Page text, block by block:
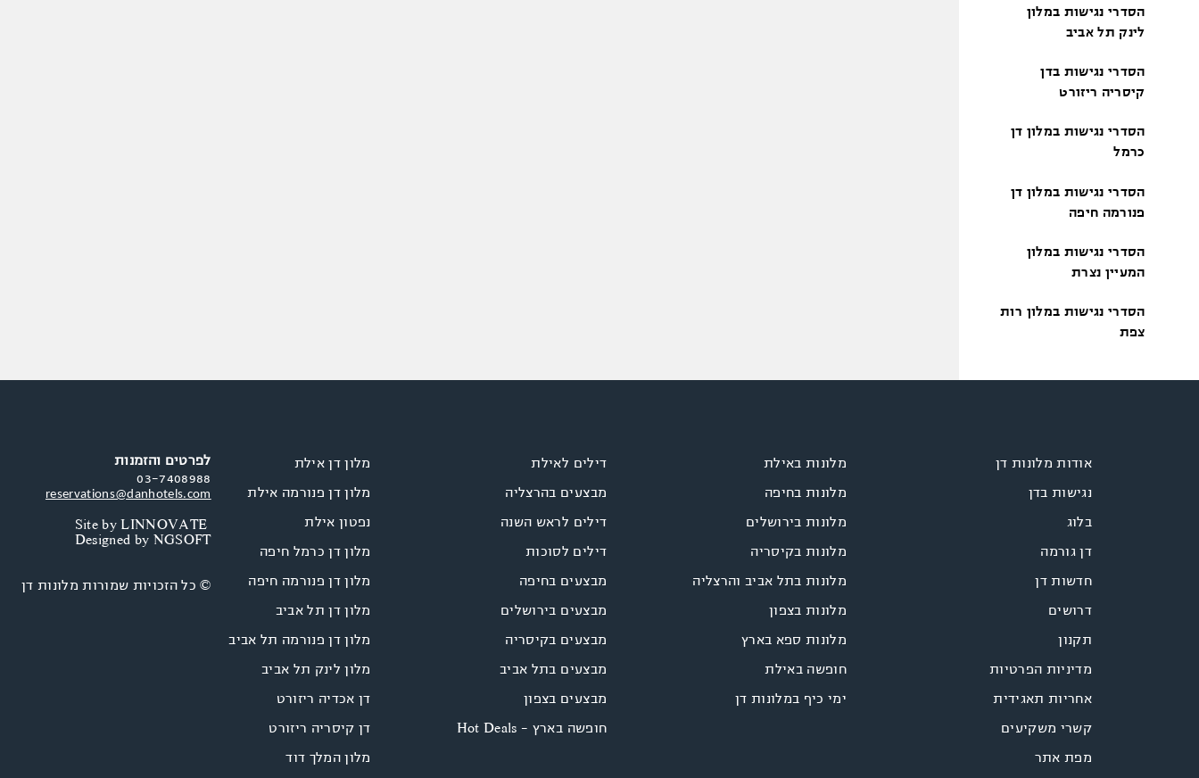
הסדרי נגישות במלון
לינק תל אביב
הסדרי נגישות בדן
קיסריה ריזורט
הסדרי נגישות במלון דן
כרמל
הסדרי נגישות במלון דן
פנורמה חיפה
הסדרי נגישות במלון
המעיין נצרת
הסדרי נגישות במלון רות
צפת
אודות מלונות דן
נגישות בדן
בלוג
דן גורמה
חדשות דן
דרושים
תקנון
מדיניות הפרטיות
אחריות תאגידית
קשרי משקיעים
מפת אתר
מלונות באילת
מלונות בחיפה
מלונות בירושלים
מלונות בקיסריה
מלונות בתל אביב והרצליה
מלונות בצפון
מלונות ספא בארץ
חופשה באילת
ימי כיף במלונות דן
דילים לאילת
מבצעים בהרצליה
דילים לראש השנה
דילים לסוכות
מבצעים בחיפה
מבצעים בירושלים
מבצעים בקיסריה
מבצעים בתל אביב
מבצעים בצפון
חופשה בארץ - Hot Deals
מלון דן אילת
מלון דן פנורמה אילת
נפטון אילת
מלון דן כרמל חיפה
מלון דן פנורמה חיפה
מלון דן תל אביב
מלון דן פנורמה תל אביב
מלון לינק תל אביב
דן אכדיה ריזורט
דן קיסריה ריזורט
מלון המלך דוד
לפרטים והזמנות
03-7408988
reservations@danhotels.com
Site byLINNOVATE
Designed by NGSOFT
© כל הזכויות שמורות מלונות דן